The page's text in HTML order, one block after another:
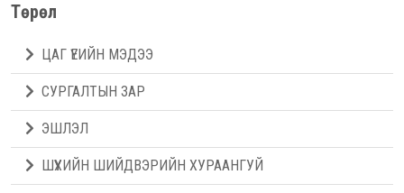
Төрөл
ЦАГ ҮЕИЙН МЭДЭЭ
СУРГАЛТЫН ЗАР
ЭШЛЭЛ
ШҮҮХИЙН ШИЙДВЭРИЙН ХУРААНГУЙ